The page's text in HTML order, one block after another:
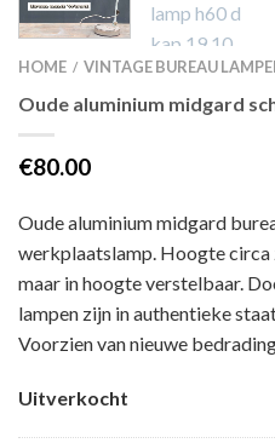
HOME / VINTAGE BUREAU
Oude aluminium midgard
€80.00
Oude aluminium midgard
werkplaatslamp. Hoogte
maar in hoogte verstelbaar.
lampen zijn in authentieke
Voorzien van nieuwe
Uitverkocht